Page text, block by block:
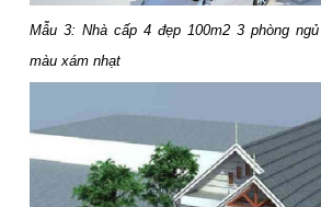
Mẫu 3: Nhà cấp 4 đẹp 100m2 3 phòng
màu xám nhạt